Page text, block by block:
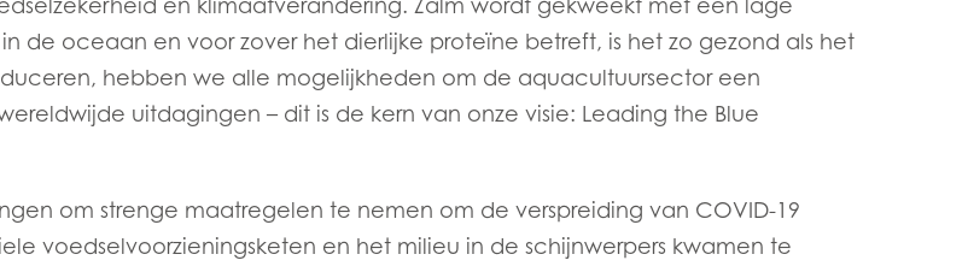
Mowi Korea
Mowi Taiwan
Mowi France
Mowi Germany
Mowi Norway
Mowi Poland
de oceaan en voor zover het dierlijke proteïne betreft, is het zo gezond als het
hebben we alle mogelijkheden om de aquacultuursector een
uitdagingen – dit is de kern van onze visie: Leading the Blue
om strenge maatregelen te nemen om de verspreiding van COVID-19
voedselvoorzieningsketen en het milieu in de schijnwerpers kwamen te